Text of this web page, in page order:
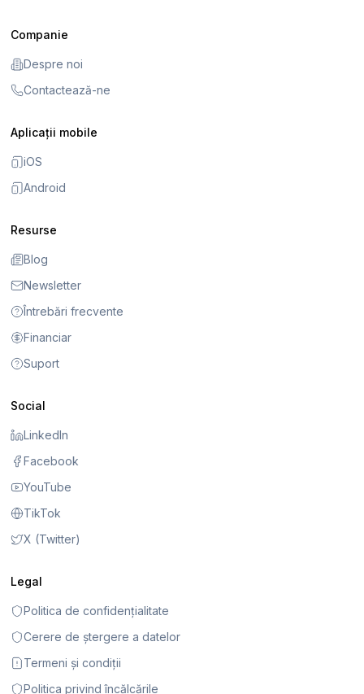
Companie
Despre noi
Contactează-ne
Aplicații mobile
iOS
Android
Resurse
Blog
Newsletter
Întrebări frecvente
Financiar
Suport
Social
LinkedIn
Facebook
YouTube
TikTok
X (Twitter)
Legal
Politica de confidențialitate
Cerere de ștergere a datelor
Termeni și condiții
Politica privind încălcările